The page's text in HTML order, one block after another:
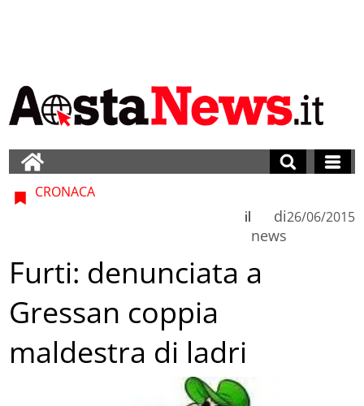
CRONACA
di
news
il 26/06/2015
Furti: denunciata a
Gressan coppia
maldestra di ladri